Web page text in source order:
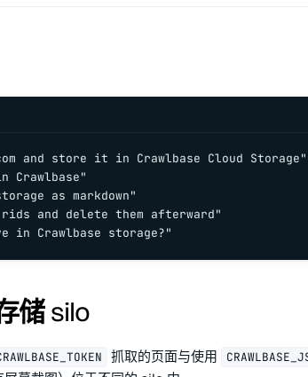
and store it in Crawlbase Cloud Storage"
as markdown"
and delete them afterward"
in Crawlbase storage?"
储 silo
抓取的页面与使用